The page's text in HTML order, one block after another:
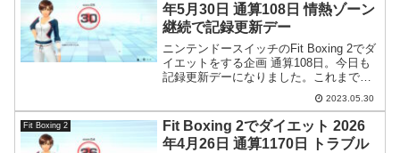
年5月30日 通算108日 情熱ゾーン
継続で記録更新デー
ニンテンドースイッチのFit Boxing 2でダ
イエットをする企画 通算108日。今日も
記録更新デーになりました。これまでと
は傾向が違って、長く下落が続いていま
2023.05.30
Fit Boxing 2
Fit Boxing 2でダイエット 2026
年4月26日 通算1170日 トラブル